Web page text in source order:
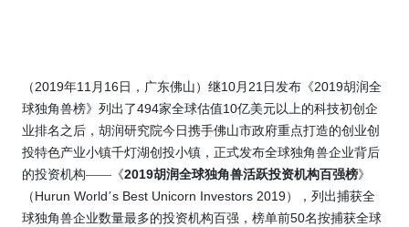
（2019年11月 16 日，广东佛山）继10月 21 日发布《2019胡润全
球独角兽榜》列出了494家全球估值10亿美元以上的科技初创企
业排名之后，胡润研究院今日携手佛山市政府重点打造的创业创
投特色产业小镇千灯湖创投小镇，正式发布全球独角兽企业背后
的投资机构——《2019胡润全球独角兽活跃投资机构百强榜》
（ Hurun World’s Best Unicorn Investors 2019），列出捕获全
球独角兽企业数量最多的投资机构百强，榜单前50名按捕获全球